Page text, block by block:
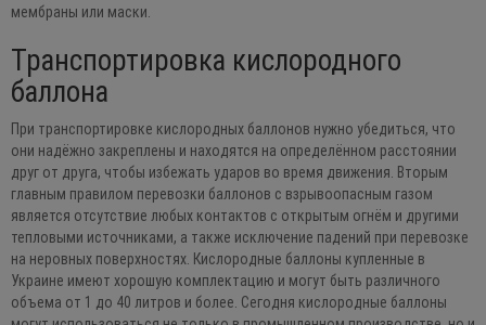
мембраны или маски.
Транспортировка кислородного
баллона
При транспортировке кислородных баллонов нужно убедиться, что
они надёжно закреплены и находятся на определённом расстоянии
друг от друга, чтобы избежать ударов во время движения. Вторым
главным правилом перевозки баллонов с взрывоопасным газом
является отсутствие любых контактов с открытым огнём и другими
тепловыми источниками, а также исключение падений при перевозке
на неровных поверхностях. Кислородные баллоны купленные в
Украине имеют хорошую комплектацию и могут быть различного
объема от 1 до 40 литров и более. Сегодня кислородные баллоны